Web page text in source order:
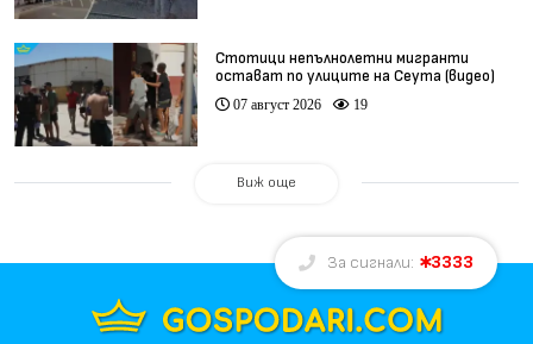
Стотици непълнолетни мигранти
остават по улиците на Сеута (видео)
07 август 2026 19
Виж още
За сигнали: 3333